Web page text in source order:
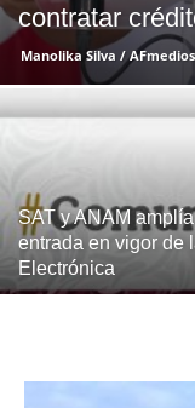
contratar
Manolika Silva / AFmedios
SAT y ANAM
entrada en vigor de
Electrónica